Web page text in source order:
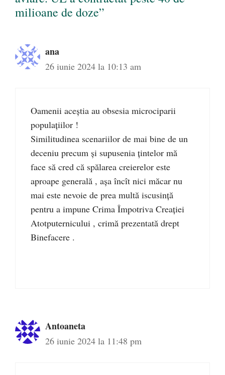
milioane de doze”
ana
26 iunie 2024 la 10:13 am
Oamenii aceștia au obsesia microciparii
populațiilor !
Similitudinea scenariilor de mai bine de un
deceniu precum și supusenia țintelor mă
face să cred că spălarea creierelor este
aproape generală , așa încît nici măcar nu
mai este nevoie de prea multă iscusință
pentru a impune Crima Împotriva Creației
Atotputernicului , crimă prezentată drept
Binefacere .
Antoaneta
26 iunie 2024 la 11:48 pm